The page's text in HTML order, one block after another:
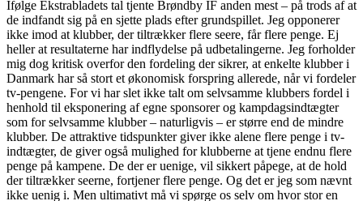
Ifølge Ekstrabladets tal tjente Brøndby IF anden mest – på trods af at
de indfandt sig på en sjette plads efter grundspillet. Jeg opponerer
ikke imod at klubber, der tiltrækker flere seere, får flere penge. Ej
heller at resultaterne har indflydelse på udbetalingerne. Jeg forholder
mig dog kritisk overfor den fordeling der sikrer, at enkelte klubber i
Danmark har så stort et økonomisk forspring allerede, når vi fordeler
tv-pengene. For vi har slet ikke talt om selvsamme klubbers fordel i
henhold til eksponering af egne sponsorer og kampdagsindtægter
som for selvsamme klubber – naturligvis – er større end de mindre
klubber. De attraktive tidspunkter giver ikke alene flere penge i tv-
indtægter, de giver også mulighed for klubberne at tjene endnu flere
penge på kampene. De der er uenige, vil sikkert påpege, at de hold
der tiltrækker seerne, fortjener flere penge. Og det er jeg som nævnt
ikke uenig i. Men ultimativt må vi spørge os selv om hvor stor en